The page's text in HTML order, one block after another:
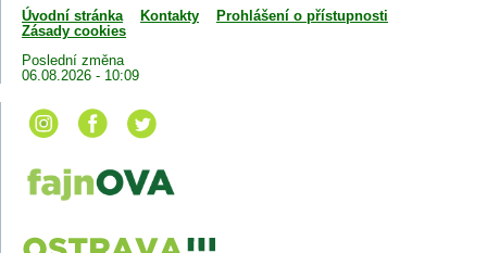
Úvodní stránka Kontakty
Prohlášení o přístupnosti
Zásady cookies
Poslední změna
06.08.2026 - 10:09